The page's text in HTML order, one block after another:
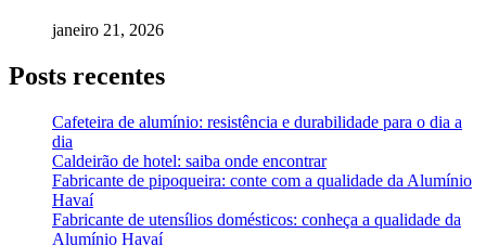
janeiro 21, 2026
Posts recentes
Cafeteira de alumínio: resistência e durabilidade para o dia a
dia
Caldeirão de hotel: saiba onde encontrar
Fabricante de pipoqueira: conte com a qualidade da Alumínio
Havaí
Fabricante de utensílios domésticos: conheça a qualidade da
Alumínio Havaí